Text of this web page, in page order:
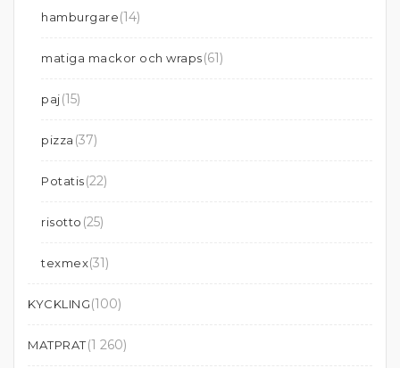
hamburgare(14)
matiga mackor och wraps(61)
paj(15)
pizza (37)
Potatis(22)
risotto (25)
texmex(31)
KYCKLING(100)
MATPRAT(1 260)